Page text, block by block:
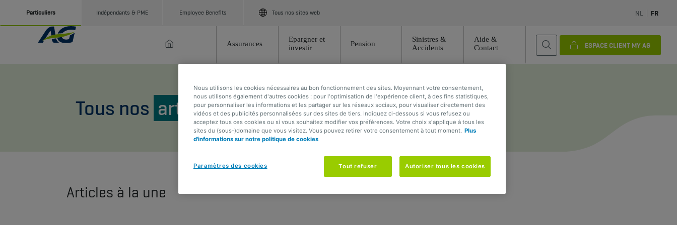
Particuliers Indépendants & PME Employee Benefits Tous nos sites web NL FR
Assurances
Epargner et
investir
Pension
Sinistres &
Accidents
Aide &
Contact
ESPACE CLIENT MY AG
Tous nos articles
Articles à la une
Nous utilisons les cookies nécessaires au bon fonctionnement des sites. Moyennant votre consentement,
nous utilisons également d'autres cookies : pour l'optimisation de l'expérience client, à des fins statistiques,
pour personnaliser les informations et les partager sur les réseaux sociaux, pour visualiser directement des
vidéos et des publicités personnalisées sur des sites de tiers. Indiquez ci-dessous si vous refusez ou
acceptez tous ces cookies ou si vous souhaitez modifier vos préférences. Votre choix s'applique à tous les
sites du (sous-)domaine que vous visitez. Vous pouvez retirer votre consentement à tout moment. Plus
d'informations sur notre politique de cookies
Paramètres des cookies Tout refuser Autoriser tous les cookies